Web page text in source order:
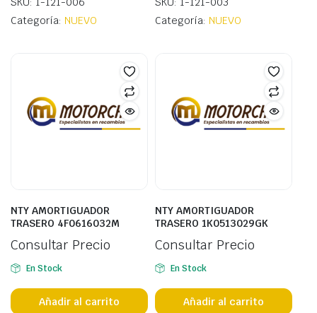
Categoría: NUEVO
Categoría: NUEVO
NTY AMORTIGUADOR
TRASERO 4F0616032M
Consultar Precio
En Stock
Añadir al carrito
NTY AMORTIGUADOR
TRASERO 1K0513029GK
Consultar Precio
En Stock
Añadir al carrito